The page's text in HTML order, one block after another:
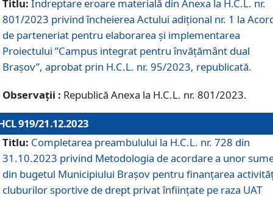
Titlu: Îndreptare eroare materială din Anexa la H.C.L. nr.
801/2023 privind încheierea Actului adițional nr. 1 la
de parteneriat pentru elaborarea și implementarea
Proiectului ”Campus integrat pentru învățământ dual
Brașov”, aprobat prin H.C.L. nr. 95/2023, republicată.
Observații : Republică Anexa la H.C.L. nr. 801/2023.
919/21.12.2023
Titlu: Completarea preambulului la H.C.L. nr. 728 din
31.10.2023 privind Metodologia de acordare a unor
din bugetul Municipiului Brașov pentru finanțarea
cluburilor sportive de drept privat înființate pe raza UAT